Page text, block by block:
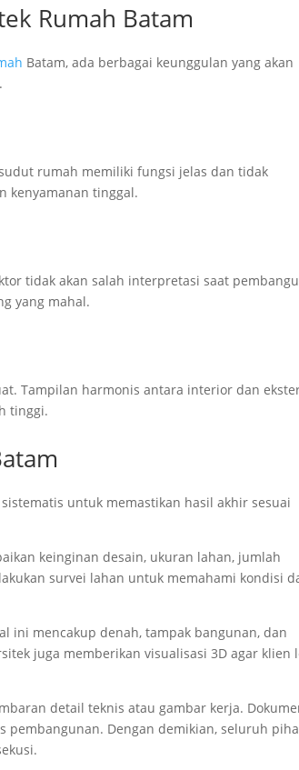
Rumah Batam
Batam, ada berbagai keunggulan yang akan
rumah memiliki fungsi jelas dan tidak
kenyamanan tinggal.
tidak akan salah interpretasi saat
yang mahal.
Tampilan harmonis antara interior dan
tinggi.
untuk memastikan hasil akhir sesuai
keinginan desain, ukuran lahan, jumlah
survei lahan untuk memahami kondisi
ini mencakup denah, tampak bangunan, dan
juga memberikan visualisasi 3D agar klien
detail teknis atau gambar kerja.
Dengan demikian, seluruh